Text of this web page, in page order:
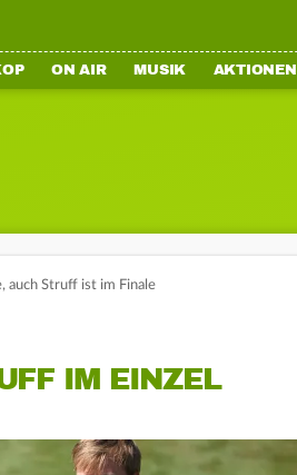
ON AIR MUSIK AKTIONEN
auch Struff ist im Finale
IM EINZEL